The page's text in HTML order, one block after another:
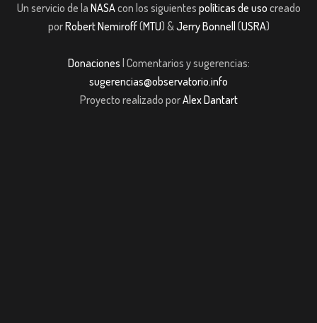
Un servicio de la NASAcon los siguientes políticas de uso creado
porRobert Nemiroff(MTU) &Jerry Bonnell (USRA)
Donaciones | Comentarios y sugerencias:
sugerencias@observatorio.info
Proyecto realizado porAlex Dantart